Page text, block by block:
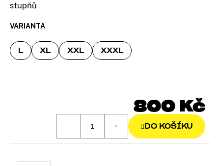
stupňů
VARIANTA
L XL XXL XXXL
800 Kč
DO KOŠÍKU